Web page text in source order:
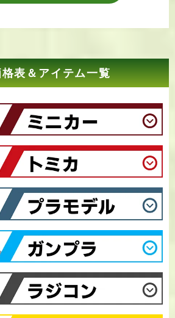
表＆アイテム一覧